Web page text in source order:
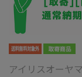
アイリスオーヤマ